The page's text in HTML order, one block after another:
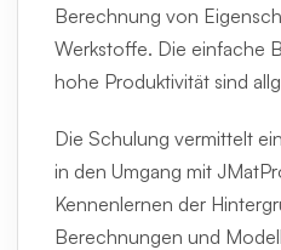
Berechnung von
Werkstoffe. Die einfache
hohe Produktivität sind
Die Schulung vermittelt
in den Umgang mit
Kennenlernen der
Berechnungen und